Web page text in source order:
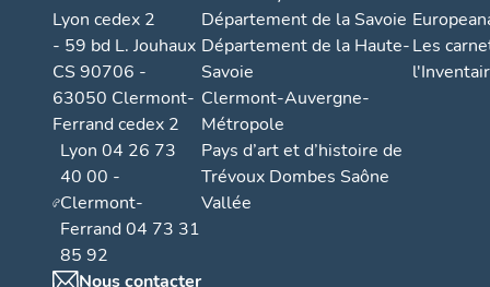
Lyon cedex 2
- 59 bd L. Jouhaux
CS 90706 -
63050 Clermont-
Ferrand cedex 2
Lyon 04 26 73
40 00 -
Clermont-
Ferrand 04 73 31
85 92
Nous contacter
Département de la Savoie
Département de la Haute-
Savoie
Clermont-Auvergne-
Métropole
Pays d’art et d’histoire de
Trévoux Dombes Saône
Vallée
Les